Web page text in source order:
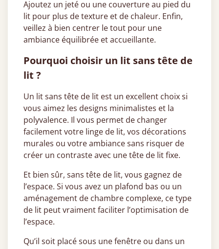
Ajoutez un jeté ou une couverture au pied du
lit pour plus de texture et de chaleur. Enfin,
veillez à bien centrer le tout pour une
ambiance équilibrée et accueillante.
Pourquoi choisir un lit sans tête de
lit ?
Un lit sans tête de lit est un excellent choix si
vous aimez les designs minimalistes et la
polyvalence. Il vous permet de changer
facilement votre linge de lit, vos décorations
murales ou votre ambiance sans risquer de
créer un contraste avec une tête de lit fixe.
Et bien sûr, sans tête de lit, vous gagnez de
l’espace. Si vous avez un plafond bas ou un
aménagement de chambre complexe, ce type
de lit peut vraiment faciliter l’optimisation de
l’espace.
Qu’il soit placé sous une fenêtre ou dans un